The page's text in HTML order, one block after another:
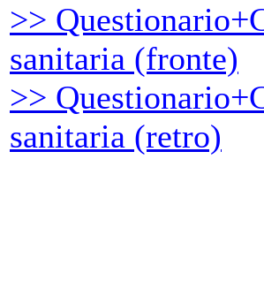
>>
sanitaria (fronte)
>>
sanitaria (retro)